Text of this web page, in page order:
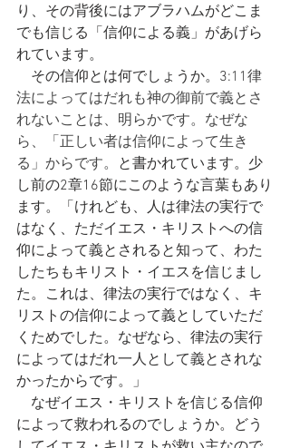
り、その背後にはアブラハムがどこま
でも信じる「信仰による義」があげら
れています。
その信仰とは何でしょうか。3:11律
法によってはだれも神の御前で義とさ
れないことは、明らかです。なぜな
ら、「正しい者は信仰によって生き
る」からです。 と書かれています。少
し前の2章16節にこのような言葉もあり
ます。「けれども、人は律法の実行で
はなく、ただイエス・キリストへの信
仰によって義とされると知って、わた
したちもキリスト・イエスを信じまし
た。これは、律法の実行ではなく、キ
リストの信仰によって義としていただ
くためでした。なぜなら、律法の実行
によってはだれ一人として義とされな
かったからです。」
なぜイエス・キリストを信じる信仰
によって救われるのでしょうか。どう